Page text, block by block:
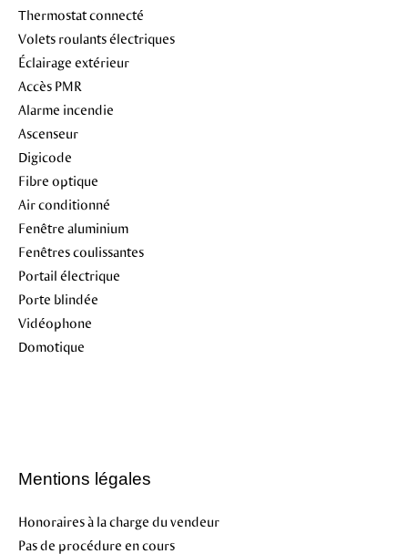
Thermostat connecté
Volets roulants électriques
Éclairage extérieur
Accès PMR
Alarme incendie
Ascenseur
Digicode
Fibre optique
Air conditionné
Fenêtre aluminium
Fenêtres coulissantes
Portail électrique
Porte blindée
Vidéophone
Domotique
Mentions légales
Honoraires à la charge du vendeur
Pas de procédure en cours